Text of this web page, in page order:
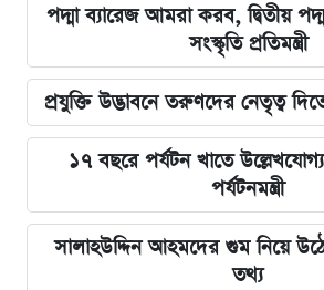
পদ্মা ব্যারেজ আমরা করব, দ্বিতীয়
সংস্কৃতি প্রতিমন্ত্রী
প্রযুক্তি উদ্ভাবনে তরুণদের নেতৃত্ব দিতে
১৭ বছরে পর্যটন খাতে
পর্যটনমন্ত্রী
সালাহউদ্দিন আহমদের গুম নিয়ে
তথ্য